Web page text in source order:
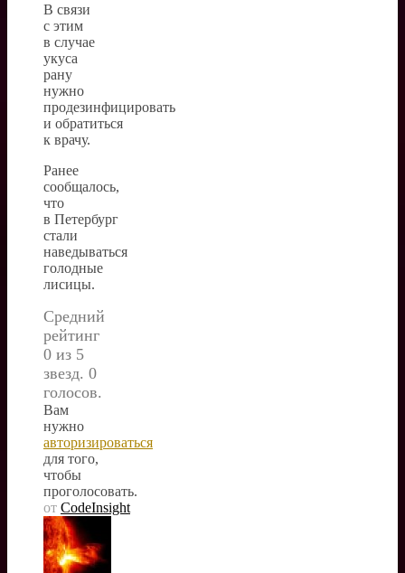
В связи
с этим
в случае
укуса
рану
нужно
продезинфицировать
и обратиться
к врачу.
Ранее
сообщалось,
что
в Петербург
стали
наведываться
голодные
лисицы.
Средний
рейтинг
0 из 5
звезд. 0
голосов.
Вам
нужно
авторизироваться
для того,
чтобы
проголосовать.
от CodeInsight